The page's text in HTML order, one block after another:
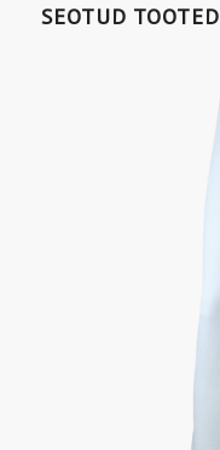
SEOTUD TOOTED